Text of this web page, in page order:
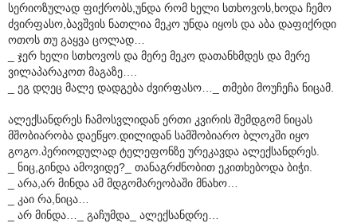
სერიოზულად ფიქრობს,უნდა რომ ხელი სთხოვოს,ხოდა ჩემო
ძვირფასო,ბავშვის ნათლია მეკო უნდა იყოს და აბა დაფიქრდი
ოთოს თუ გაყვა ცოლად…
_ ჯერ ხელი სთხოვოს და მერე მეკო დათანხმდეს და მერე
ვილაპარაკოთ მაგაზე….
_ ეგ დღეც მალე დადგება ძვირფასო…_ თმები მოუჩეჩა ნიცამ.
ალექსანდრეს ჩამოსვლიდან ერთი კვირის შემდგომ ნიცას
მშობიარობა დაეწყო.დილიდან სამშობიარო ბლოკში იყო
გოგო.პერიოდულად ტელეფონზე ურეკავდა ალექსანდრეს.
_ ნიც,გინდა ამოვიდე?_ თანაგრძნობით ეკითხებოდა ბიჭი.
_ არა,არ მინდა ამ მდგომარეობაში მნახო…
_ კაი რა,ნიცა…
_ არ მინდა…_ გაჩუმდა_ ალექსანდრე…